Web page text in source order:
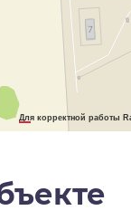
Для корректной работы